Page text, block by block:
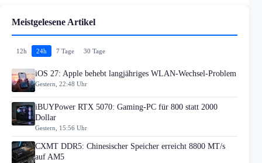
Meistgelesene Artikel
12h 24h 7 Tage 30 Tage
iOS 27: Apple behebt langjähriges WLAN-Wechsel-Problem
Gestern, 22:48 Uhr
iBUYPower RTX 5070: Gaming-PC für 800 statt 2000
Dollar
Gestern, 15:56 Uhr
CXMT DDR5: Chinesischer Speicher erreicht 8800 MT/s
auf AM5